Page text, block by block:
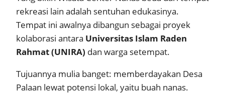
rekreasi lain adalah sentuhan edukasinya.
Tempat ini awalnya dibangun sebagai proyek
kolaborasi antara Universitas Islam Raden
Rahmat (UNIRA) dan warga setempat.
Tujuannya mulia banget: memberdayakan Desa
Palaan lewat potensi lokal, yaitu buah nanas.